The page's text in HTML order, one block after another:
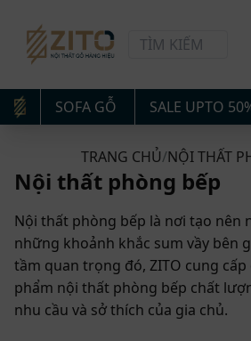
SOFA GỖ SALE UPTO
TRANG CHỦ/NỘI THẤT
Nội thất phòng bếp
Nội thất phòng bếp là nơi tạo nên
những khoảnh khắc sum vầy bên
tầm quan trọng đó, ZITO cung cấp
phẩm nội thất phòng bếp chất
nhu cầu và sở thích của gia chủ.